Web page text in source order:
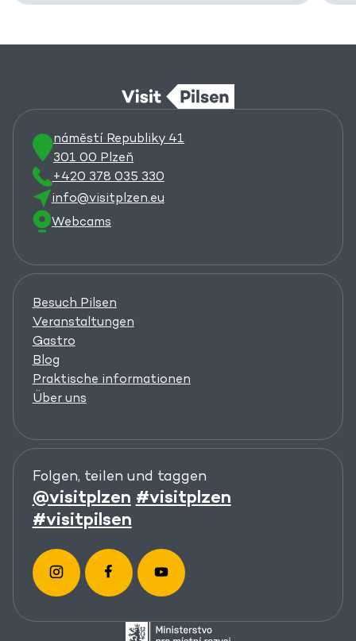
náměstí Republiky 41
301 00 Plzeň
+420 378 035 330
info@visitplzen.eu
Webcams
Besuch Pilsen
Veranstaltungen
Gastro
Blog
Praktische informationen
Über uns
Folgen, teilen und taggen
@visitplzen #visitplzen
#visitpilsen